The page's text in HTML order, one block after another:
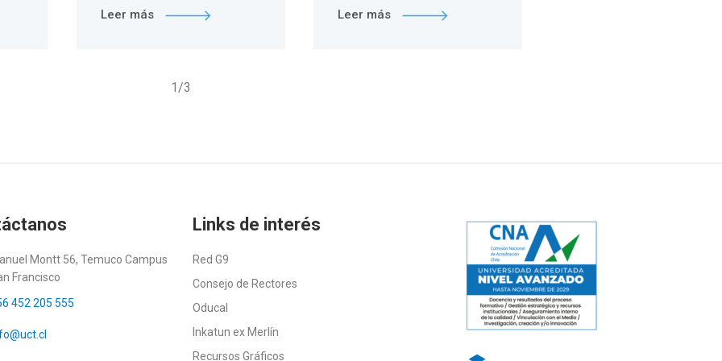
Leer más Leer más
1/3
Montt 56, Temuco Campus
Francisco
452 205 555
Links de interés
Red G9
Consejo de Rectores
Oducal
Inkatun ex Merlín
Recursos Gráficos